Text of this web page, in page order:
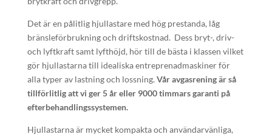
Det är en pålitlig hjullastare med hög prestanda, låg
bränsleförbrukning och driftskostnad. Dess bryt-, driv-
och lyftkraft samt lyfthöjd, hör till de bästa i klassen vilket
gör hjullastarna till idealiska entreprenadmaskiner för
alla typer av lastning och lossning. Vår avgasrening är så
tillförlitlig att vi ger 5 år eller 9000 timmars garanti på
efterbehandlingssystemen.
Hjullastarna är mycket kompakta och användarvänliga,